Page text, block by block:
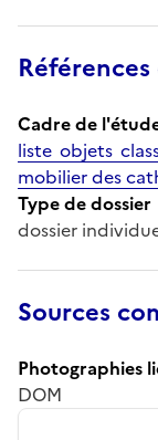
Cadre de
liste objets
mobilier des
Type de dossier
dossier
Sources
Photographies
DOM